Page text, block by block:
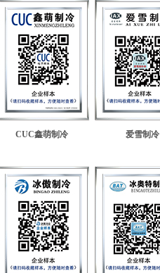
CUC鑫萌制冷 爱雪制冷